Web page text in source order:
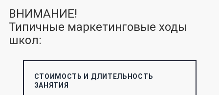
ВНИМАНИЕ!
Типичные маркетинговые ходы
школ:
СТОИМОСТЬ И ДЛИТЕЛЬНОСТЬ
ЗАНЯТИЯ